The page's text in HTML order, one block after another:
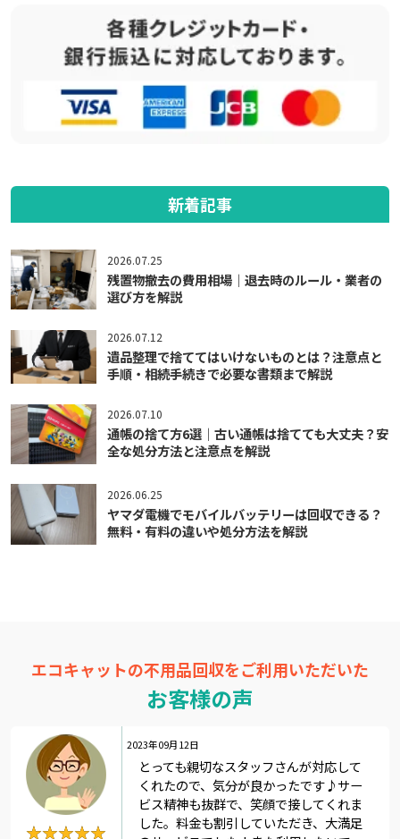
新着記事
2026.07.25
残置物撤去の費用相場｜退去時のルール・業者の
選び方を解説
2026.07.12
遺品整理で捨ててはいけないものとは？注意点と
手順・相続手続きで必要な書類まで解説
2026.07.10
通帳の捨て方6選｜古い通帳は捨てても大丈夫？安
全な処分方法と注意点を解説
2026.06.25
ヤマダ電機でモバイルバッテリーは回収できる？
無料・有料の違いや処分方法を解説
エコキャットの不用品回収をご利用いただいた
お客様の声
2023年09月12日
★★★★★
★★★★★
とっても親切なスタッフさんが対応して
くれたので、気分が良かったです♪サー
ビス精神も抜群で、笑顔で接してくれま
した。料金も割引していただき、大満足